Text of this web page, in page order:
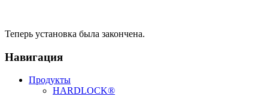
Теперь установка была закончена.
Навигация
Продукты
HARDLOCK®